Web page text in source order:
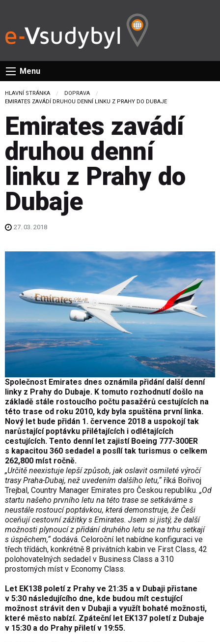
Menu
HLAVNÍ STRÁNKA
DOPRAVA
CURRENT:
EMIRATES ZAVÁDÍ DRUHOU DENNÍ LINKU Z PRAHY DO DUBAJE
Emirates zavádí
druhou denní
linku z Prahy do
Dubaje
27. 03. 2018
Společnost Emirates dnes oznámila přidání další denní
linky z Prahy do Dubaje. K tomuto rozhodnutí došlo na
základě stále rostoucího počtu pasažérů cestujících na
této trase od roku 2010, kdy byla spuštěna první linka.
Nový let bude přidán 1. července 2018 a uspokojí tak
narůstající poptávku přilétajících i odlétajících
cestujících. Tento denní let zajistí Boeing 777-300ER
s kapacitou 360 sedadel a posílí tak turismus o celkem
262,800 míst ročně.
„Určitě neexistuje lepší způsob, jak oslavit osmileté výročí
trasy Praha-Dubaj, než uvedením dalšího letu,“říká Bořivoj
Trejbal, Country Manager Emirates pro Českou republiku. „Od
startu našeho prvního letu na této trase se setkáváme s
neustále rostoucí poptávkou, která demonstruje, že Češi
oceňují cestovní zážitky s Emirates. Jsem si jistý, že další
možnosti plynoucí z přidání druhého letu se na trhu setkají
s úspěchem,“dodává. Celoroční let nabídne konfiguraci ve
třech třídách, konkrétně 8 privátních kabin ve First Class, 42
polohovatelných sedadel v Business Class a 310
prostorných míst v Economy Class.
Let EK138 poletí z Prahy ve 21:35 a v Dubaji přistane
v 5:30 následujícího dne, kde budou mít cestující
možnost strávit den v Dubaji a využít bohaté možnosti,
které město nabízí. Zpáteční let EK137 poletí z Dubaje
v 15:30 a do Prahy přiletí v 19:55.